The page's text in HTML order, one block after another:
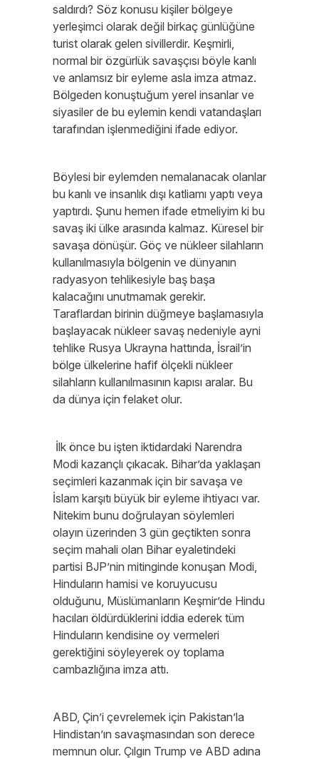
saldırdı? Söz konusu kişiler bölgeye
yerleşimci olarak değil birkaç günlüğüne
turist olarak gelen sivillerdir. Keşmirli,
normal bir özgürlük savaşçısı böyle kanlı
ve anlamsız bir eyleme asla imza atmaz.
Bölgeden konuştuğum yerel insanlar ve
siyasiler de bu eylemin kendi vatandaşları
tarafından işlenmediğini ifade ediyor.
Böylesi bir eylemden nemalanacak olanlar
bu kanlı ve insanlık dışı katliamı yaptı veya
yaptırdı. Şunu hemen ifade etmeliyim ki bu
savaş iki ülke arasında kalmaz. Küresel bir
savaşa dönüşür. Göç ve nükleer silahların
kullanılmasıyla bölgenin ve dünyanın
radyasyon tehlikesiyle baş başa
kalacağını unutmamak gerekir.
Taraflardan birinin düğmeye başlamasıyla
başlayacak nükleer savaş nedeniyle ayni
tehlike Rusya Ukrayna hattında, İsrail’in
bölge ülkelerine hafif ölçekli nükleer
silahların kullanılmasının kapısı aralar. Bu
da dünya için felaket olur.
İlk önce bu işten iktidardaki Narendra
Modi kazançlı çıkacak. Bihar’da yaklaşan
seçimleri kazanmak için bir savaşa ve
İslam karşıtı büyük bir eyleme ihtiyacı var.
Nitekim bunu doğrulayan söylemleri
olayın üzerinden 3 gün geçtikten sonra
seçim mahali olan Bihar eyaletindeki
partisi BJP’nin mitinginde konuşan Modi,
Hinduların hamisi ve koruyucusu
olduğunu, Müslümanların Keşmir’de Hindu
hacıları öldürdüklerini iddia ederek tüm
Hinduların kendisine oy vermeleri
gerektiğini söyleyerek oy toplama
cambazlığına imza attı.
ABD, Çin’i çevrelemek için Pakistan’la
Hindistan’ın savaşmasından son derece
memnun olur. Çılgın Trump ve ABD adına